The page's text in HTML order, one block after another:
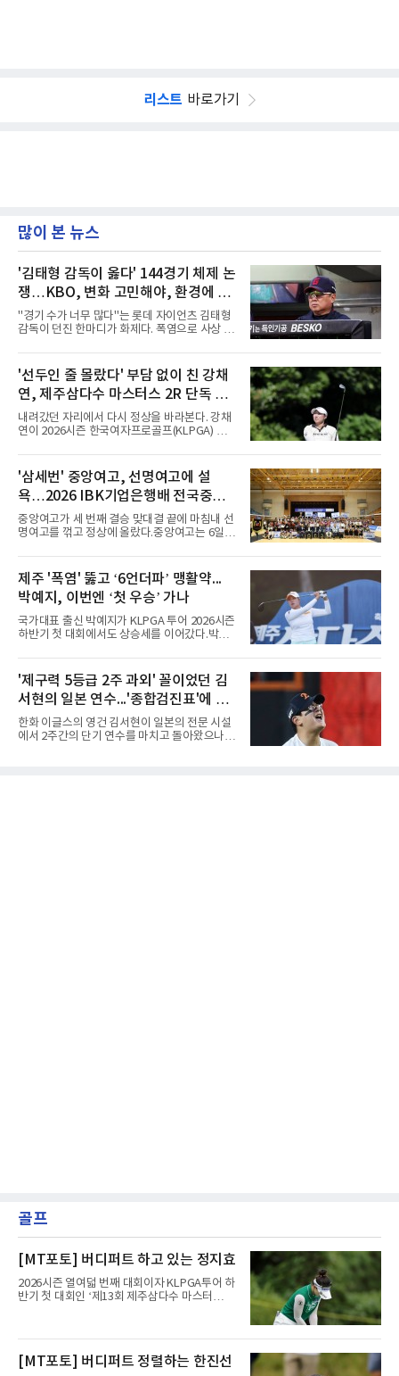
리스트 바로가기
많이 본 뉴스
'김태형 감독이 옳다' 144경기 체제 논
쟁…KBO, 변화 고민해야, 환경에 맞
는 경기 수가 바람직
"경기 수가 너무 많다"는 롯데 자이언츠 김태형
감독이 던진 한마디가 화제다. 폭염으로 사상 초
독은 단순히 더위를 이야기하지 않았다. 우천,
폭염, 부상 등 변수가 늘어나는 현실에서 현재
팀당 144경기 체제가 과연 지속 가능한지 질문
을 던졌다.물론 144경기가 세계적으로 특별히
많은 숫자는 아니다. 메이저리그는 팀당 162경
기, 일본프로야구도 143~144경기를 치른다. 숫
자만 놓고 보면 KBO가 유난히 혹사 구조라고 말
비교하기 어려울 정도로 폭염이 길어지고 강해
지고 있다. 여기에 장마, 이
'선두인 줄 몰랐다' 부담 없이 친 강채
연, 제주삼다수 마스터스 2R 단독 선
두
내려갔던 자리에서 다시 정상을 바라본다. 강채
연이 2026시즌 한국여자프로골프(KLPGA) 투어
억 원, 우승상금 1억8000만 원) 2라운드에서 단
독 선두로 도약했다.강채연은 7일 제주도 서귀
포의 테디밸리 골프앤리조트(파72)에서 열린 2
라운드에서 버디 5개와 보기 1개를 묶어 4언더
파 68타를 쳤다. 중간합계 9언더파 135타로 전
날 공동 4위에서 선두로 올라섰다. 공동 2위 그
룹(8언더파 136타)과는 한 타 차다.이 대회는 그
받았으나, 지난해 상금순위 75위에 그쳐 시드순
위전으로 밀렸고 본선에서도 78위에
'삼세번' 중앙여고, 선명여고에 설
욕…2026 IBK기업은행배 전국중고
배구대회 우승
중앙여고가 세 번째 결승 맞대결 끝에 마침내 선
명여고를 꺾고 정상에 올랐다.중앙여고는 6일
행배 전국중고배구대회 18세 이하 여자부 결승
에서 선명여고를 세트스코어 3-1(13-25, 25-14,
25-17, 25-10)로 물리치고 우승을 차지했다.첫
세트를 13-25로 내주며 불안하게 출발한 중앙여
고는 이후 조직력을 되찾아 2세트부터 경기 주
도권을 완전히 장악했다. 강한 서브와 탄탄한 수
비를 앞세워 내리 세 세트를 따내며 짜릿한 역전
권대회 결승에서 모두 선명여고에 패해 준우승
에 머물렀다. 그러나 세 번째
제주 '폭염' 뚫고 ‘6언더파’ 맹활약...
박예지, 이번엔 ‘첫 우승’ 가나
국가대표 출신 박예지가 KLPGA 투어 2026시즌
하반기 첫 대회에서도 상승세를 이어갔다.박예
서 열린 KLPGA 투어 제주삼다수 마스터스 1라
운드에서 보기 없이 버디만 6개를 잡아내며 6언
더파 66타를 쳤다. 박예지는 서어진, 신다인과
선두권을 형성했다.이날 경기가 열린 테디밸리
골프앤리조트 역시 전국적 폭염을 피해가지 못
했다. 대회장의 최고 기온은 35도에 달했다. 섬
지역 특성상 습도가 높아 체감온도는 더 높게 느
'제구력 5등급 2주 과외' 꼴이었던 김
서현의 일본 연수...'종합검진표'에 불
과
한화 이글스의 영건 김서현이 일본의 전문 시설
에서 2주간의 단기 연수를 마치고 돌아왔으나,
골프
[MT포토] 버디퍼트 하고 있는 정지효
2026시즌 열여덟 번째 대회이자 KLPGA투어 하
반기 첫 대회인 ‘제13회 제주삼다수 마스터
트(파72/6,767야드)에서 열리고 있다.8일 현재
3라운드 경기가 펼쳐지고 있다.정지효가 1번 홀
에서 경기하고 있다.
[MT포토] 버디퍼트 정렬하는 한진선